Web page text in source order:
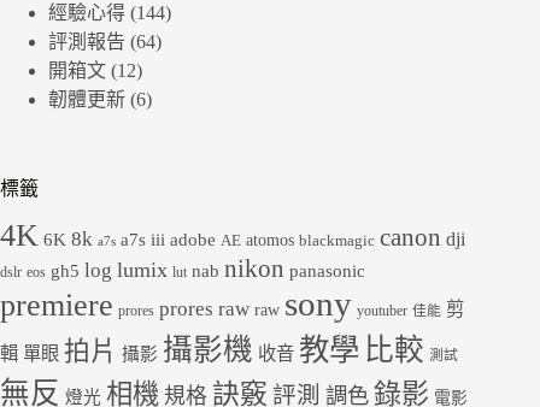
經驗心得 (144)
評測報告 (64)
開箱文 (12)
韌體更新 (6)
標籤
4K 6K 8k a7s a7s iii adobe AE atomos blackmagic canon dji
dslr eos gh5 log lumix lut nab nikon panasonic
premiere prores prores raw raw sony youtuber 佳能 剪
輯 單眼 拍片 攝影 攝影機 收音 教學 比較 測試
無反 燈光 相機 規格 訣竅 評測 調色 錄影 電影